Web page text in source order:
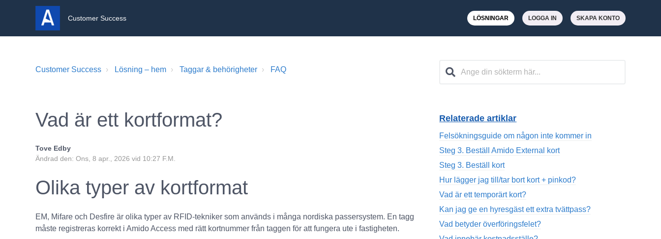
Customer Success LÖSNINGAR LOGGA IN SKAPA KONTO
Customer Success Lösning – hem Taggar & behörigheter FAQ
Vad är ett kortformat?
Tove Edby
Ändrad den: Ons, 8 apr., 2026 vid 10:27 F.M.
Olika typer av kortformat
EM, Mifare och Desfire är olika typer av RFID-tekniker som används i många nordiska passersystem. En tagg
måste registreras korrekt i Amido Access med rätt kortnummer från taggen för att fungera ute i fastigheten.
Relaterade artiklar
Felsökningsguide om någon inte kommer in
Steg 3. Beställ Amido External kort
Steg 3. Beställ kort
Hur lägger jag till/tar bort kort + pinkod?
Vad är ett temporärt kort?
Kan jag ge en hyresgäst ett extra tvättpass?
Vad betyder överföringsfelet?